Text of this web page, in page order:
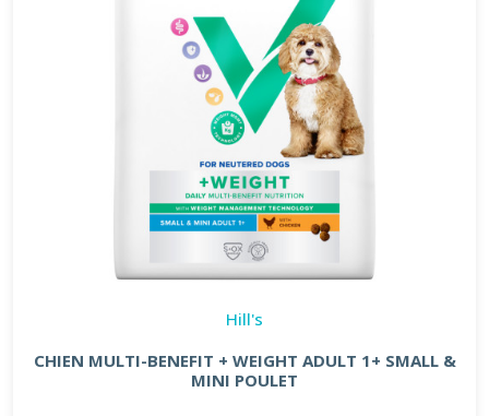
Hill's
CHIEN MULTI-BENEFIT + WEIGHT ADULT 1+ SMALL &
MINI POULET